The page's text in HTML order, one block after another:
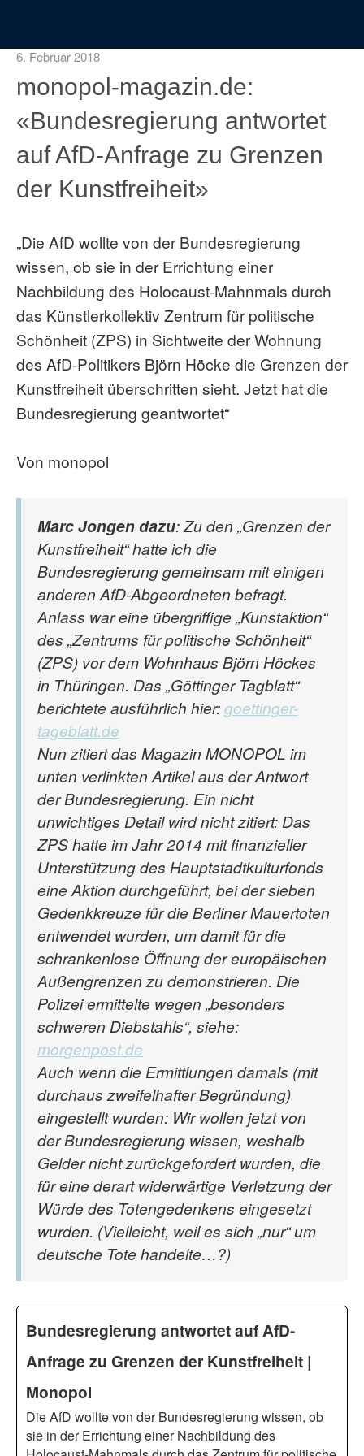
6. Februar 2018
monopol-magazin.de:
«Bundesregierung antwortet
auf AfD-Anfrage zu Grenzen
der Kunstfreiheit»
„Die AfD wollte von der Bundesregierung
wissen, ob sie in der Errichtung einer
Nachbildung des Holocaust-Mahnmals durch
das Künstlerkollektiv Zentrum für politische
Schönheit (ZPS) in Sichtweite der Wohnung
des AfD-Politikers Björn Höcke die Grenzen der
Kunstfreiheit überschritten sieht. Jetzt hat die
Bundesregierung geantwortet“
Von monopol
Marc Jongen dazu: Zu den „Grenzen der
Kunstfreiheit“ hatte ich die
Bundesregierung gemeinsam mit einigen
anderen AfD-Abgeordneten befragt.
Anlass war eine übergriffige „Kunstaktion“
des „Zentrums für politische Schönheit“
(ZPS) vor dem Wohnhaus Björn Höckes
in Thüringen. Das „Göttinger Tagblatt“
berichtete ausführlich hier:goettinger-
tageblatt.de
Nun zitiert das Magazin MONOPOL im
unten verlinkten Artikel aus der Antwort
der Bundesregierung. Ein nicht
unwichtiges Detail wird nicht zitiert: Das
ZPS hatte im Jahr 2014 mit finanzieller
Unterstützung des Hauptstadtkulturfonds
eine Aktion durchgeführt, bei der sieben
Gedenkkreuze für die Berliner Mauertoten
entwendet wurden, um damit für die
schrankenlose Öffnung der europäischen
Außengrenzen zu demonstrieren. Die
Polizei ermittelte wegen „besonders
schweren Diebstahls“, siehe:
morgenpost.de
Auch wenn die Ermittlungen damals (mit
durchaus zweifelhafter Begründung)
eingestellt wurden: Wir wollen jetzt von
der Bundesregierung wissen, weshalb
Gelder nicht zurückgefordert wurden, die
für eine derart widerwärtige Verletzung der
Würde des Totengedenkens eingesetzt
wurden. (Vielleicht, weil es sich „nur“ um
deutsche Tote handelte…?)
Bundesregierung antwortet auf AfD-
Anfrage zu Grenzen der Kunstfreiheit |
Monopol
Die AfD wollte von der Bundesregierung wissen, ob
sie in der Errichtung einer Nachbildung des